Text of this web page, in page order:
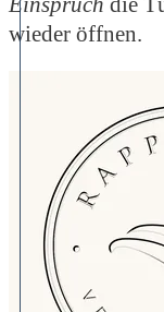
wieder öffnen.